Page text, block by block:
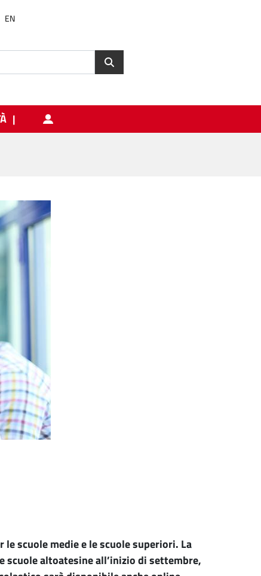
EN
scuole medie e le scuole superiori. La
scuole altoatesine all’inizio di settembre,